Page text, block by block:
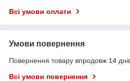
Всі умови оплати
Умови повернення
Повернення товару впродовж 14
Всі умови повернення